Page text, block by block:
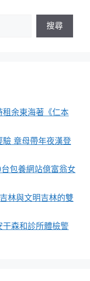
搜尋
租余東海著《仁本
章母帶年夜漢登
包養網站億富翁女
林與文明吉林的雙
森和診所體檢警